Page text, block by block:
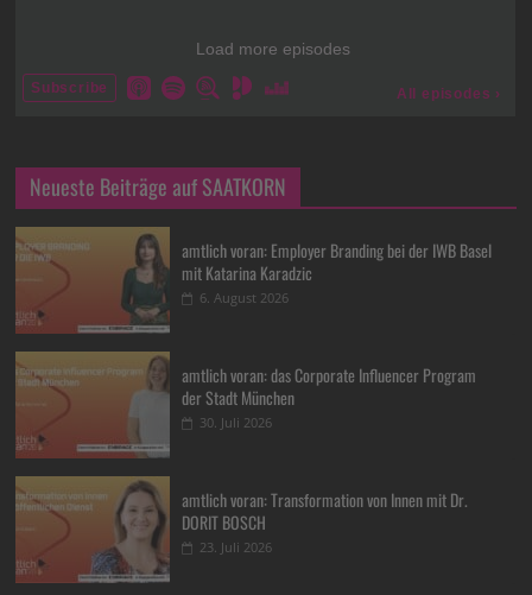
Neueste Beiträge auf SAATKORN
amtlich voran: Employer Branding bei der IWB Basel
mit Katarina Karadzic
6. August 2026
amtlich voran: das Corporate Influencer Program
der Stadt München
30. Juli 2026
amtlich voran: Transformation von Innen mit Dr.
DORIT BOSCH
23. Juli 2026